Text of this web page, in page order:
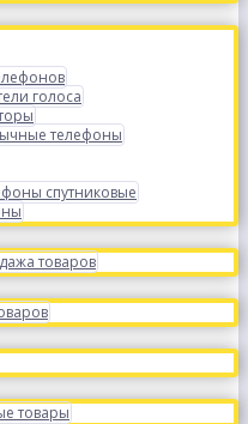
голоса
телефоны
спутниковые
товаров
товары